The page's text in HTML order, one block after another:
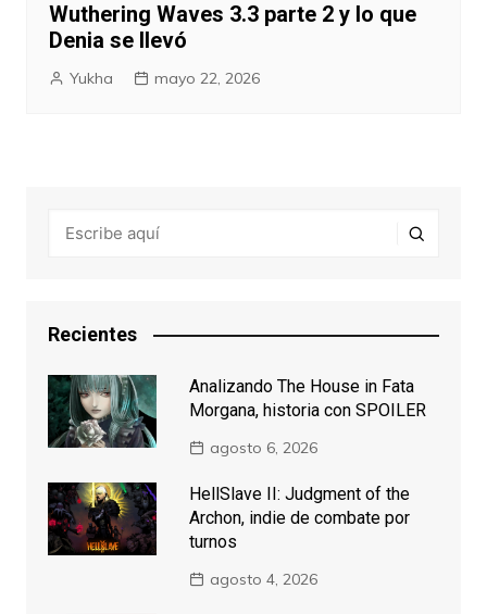
Wuthering Waves 3.3 parte 2 y lo que
Denia se llevó
Yukha mayo 22, 2026
Recientes
Analizando The House in Fata
Morgana, historia con SPOILER
agosto 6, 2026
HellSlave II: Judgment of the
Archon, indie de combate por
turnos
agosto 4, 2026